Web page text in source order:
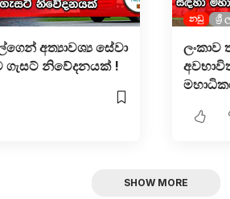
අත්‍යාවශ්‍ය සේවා
ගැසට් නිවේදනයක් !
නඩු ශ්‍රී
ලංකාව
SHOW MORE